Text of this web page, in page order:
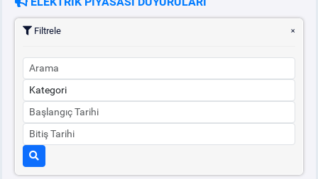
PİYASAKAYITSÜRECİ
SERBEST TÜKETİCİ
MALİ UZLAŞTIRMA
TEMİNAT
Filtrele